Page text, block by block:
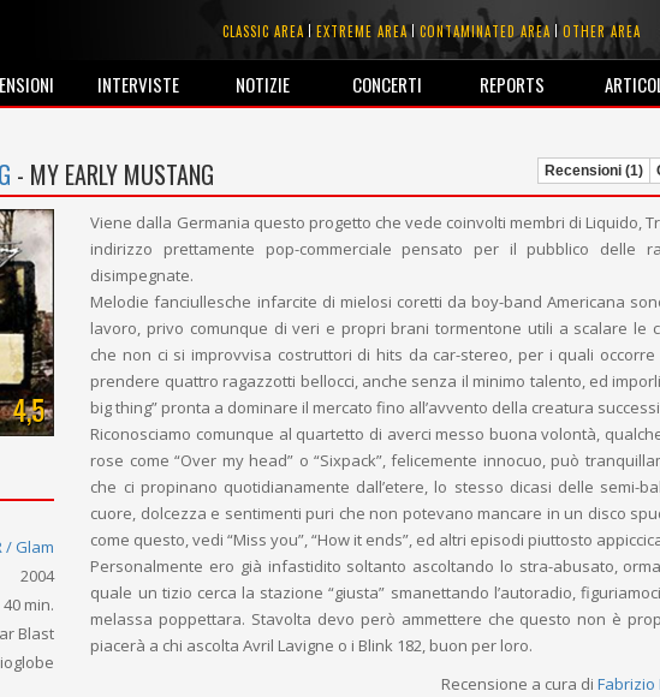
CLASSIC AREA EXTREME AREA CONTAMINATED AREA OTHER AREA
INTERVISTE NOTIZIE CONCERTI REPORTS
- MY EARLY MUSTANG Recensioni (1)
4,5
/ Glam
2004
40 min.
Blast
Viene dalla Germania questo progetto che vede coinvolti membri di Liquido,
indirizzo prettamente pop-commerciale pensato per il pubblico delle
disimpegnate.
Melodie fanciullesche infarcite di mielosi coretti da boy-band Americana
lavoro, privo comunque di veri e propri brani tormentone utili a scalare le
che non ci si improvvisa costruttori di hits da car-stereo, per i quali
prendere quattro ragazzotti bellocci, anche senza il minimo talento, ed
big thing” pronta a dominare il mercato fino all’avvento della creatura
Riconosciamo comunque al quartetto di averci messo buona volontà,
rose come “Over my head” o “Sixpack”, felicemente innocuo, può
che ci propinano quotidianamente dall’etere, lo stesso dicasi delle semi-
cuore, dolcezza e sentimenti puri che non potevano mancare in un disco
come questo, vedi “Miss you”, “How it ends”, ed altri episodi piuttosto
Personalmente ero già infastidito soltanto ascoltando lo stra-abusato,
quale un tizio cerca la stazione “giusta” smanettando l’autoradio,
melassa poppettara. Stavolta devo però ammettere che questo non è
piacerà a chi ascolta Avril Lavigne o i Blink 182, buon per loro.
Recensione a cura di Fabrizio